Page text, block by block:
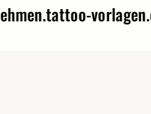
tattoo-vorlagen.com